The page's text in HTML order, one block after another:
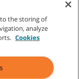
di utilizzo
Termini
to the storing of
analyze
Cookies